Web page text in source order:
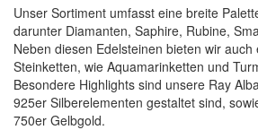
Unser Sortiment umfasst eine breite
darunter Diamanten, Saphire, Rubine,
Neben diesen Edelsteinen bieten wir auch
Steinketten, wie Aquamarinketten und
Besondere Highlights sind unsere Ray
925er Silberelementen gestaltet sind,
750er Gelbgold.